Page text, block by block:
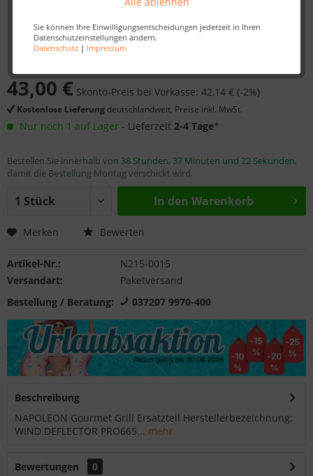
Sie können Ihre Einwilligungsentscheidungen jederzeit in Ihren
Datenschutzeinstellungen ändern.
Datenschutz| Impressum
43,00 € Skonto-Preis bei Vorkasse: 42,14 € (-2%)
Kostenlose Lieferung deutschlandweit, Preise inkl. MwSt.
Nur noch 1 auf Lager - Lieferzeit 2-4 Tage*
Bestellen Sie innerhalb von 38 Stunden, 37 Minuten und 22 Sekunden,
damit die Bestellung Montag verschickt wird.
In den Warenkorb
Merken Bewerten
Artikel-Nr.:
N215-0015
Versandart:
Paketversand
Bestellung / Beratung:
037207 9970-400
Beschreibung
NAPOLEON Gourmet Grill Ersatzteil Herstellerbezeichnung:
WIND DEFLECTOR PRO665... mehr
Bewertungen
0